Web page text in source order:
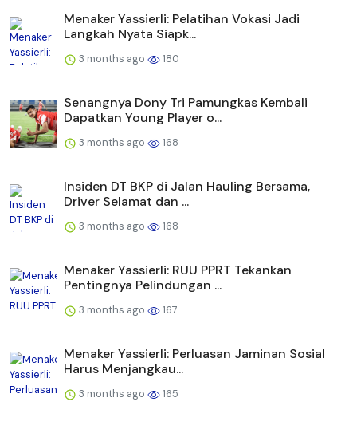
Menaker Yassierli: Pelatihan Vokasi Jadi
Langkah Nyata Siapk...
3 months ago 180
Senangnya Dony Tri Pamungkas Kembali
Dapatkan Young Player o...
3 months ago 168
Insiden DT BKP di Jalan Hauling Bersama,
Driver Selamat dan ...
3 months ago 168
Menaker Yassierli: RUU PPRT Tekankan
Pentingnya Pelindungan ...
3 months ago 167
Menaker Yassierli: Perluasan Jaminan Sosial
Harus Menjangkau...
3 months ago 165